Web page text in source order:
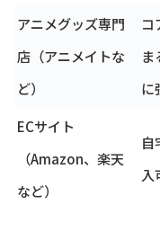
アニメグッズ専門
店（アニメイトな
ど）
コ
ま
に
ECサイト
（Amazon、楽天
など）
自
入